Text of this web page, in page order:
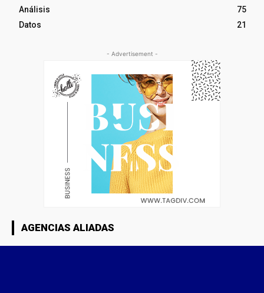
Análisis
75
Datos
21
- Advertisement -
AGENCIAS ALIADAS